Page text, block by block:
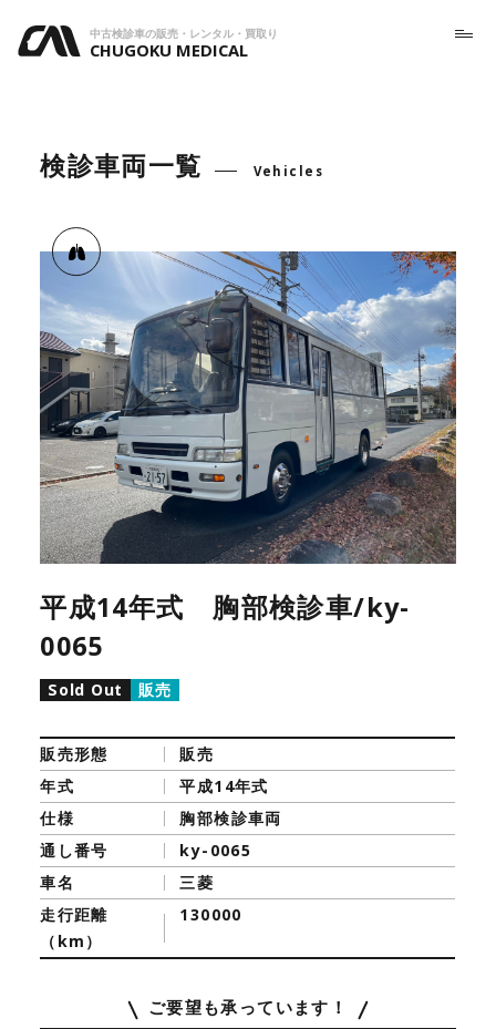
中古検診車の販売・レンタル・買取り
CHUGOKU MEDICAL
検診車両一覧 Vehicles
平成14年式 胸部検診車/ky-
0065
Sold Out 販売
販売形態
販売
年式
平成14年式
仕様
胸部検診車両
通し番号
ky-0065
車名
三菱
走行距離
（km）
130000
ご要望も承っています！